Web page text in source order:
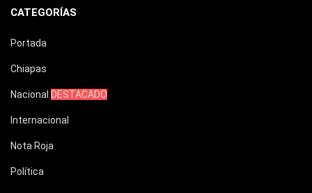
CATEGORÍAS
Portada
Chiapas
Nacional DESTACADO
Internacional
Nota Roja
Política